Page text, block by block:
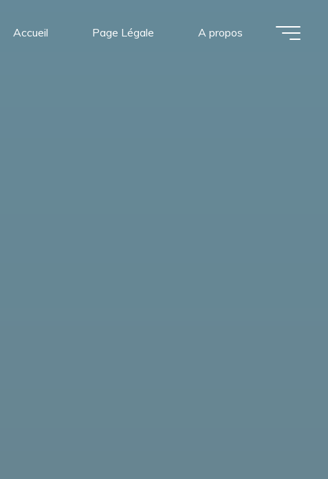
Accueil Page Légale A propos